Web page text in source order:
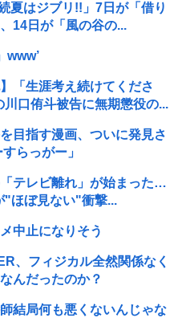
夏はジブリ!!」7日が「借り
14日が「風の谷の...
www’
「生涯考え続けてくださ
口侑斗被告に無期懲役の...
目指す漫画、ついに発見さ
らっがー」
テレビ離れ」が始まった…
"ほぼ見ない"衝撃...
中止になりそう
、フィジカル全然関係なく
んだったのか？
結局何も悪くないんじゃな